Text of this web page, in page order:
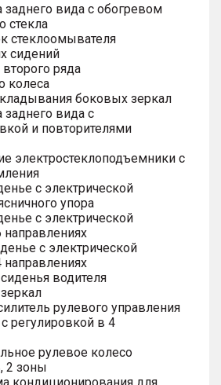
вида с обогревом
стекла
стеклоомывателя
сидений
ряда
колеса
боковых зеркал
вида с
и повторителями
электростеклоподъемники с
с электрической
упора
с электрической
с электрической
водителя
рулевого управления
регулировкой в 4
рулевое колесо
2 зоны
кондиционирования для